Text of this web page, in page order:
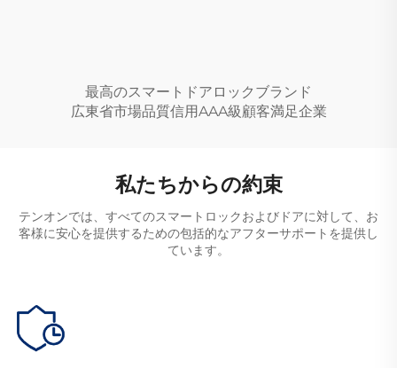
最高のスマートドアロックブランド
広東省市場品質信用AAA級顧客満足企業
私たちからの約束
テンオンでは、すべてのスマートロックおよびドアに対して、お
客様に安心を提供するための包括的なアフターサポートを提供し
ています。